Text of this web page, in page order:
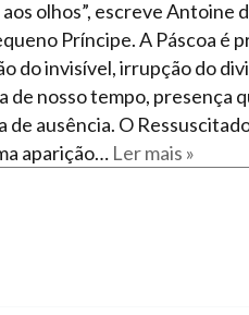
Narzole
San Lorenzo di Fossano
Susa
olhos”, escreve Antoine
Príncipe. A Páscoa é
do invisível, irrupção do
de nosso tempo, presença
de ausência. O
aparição… Ler mais »